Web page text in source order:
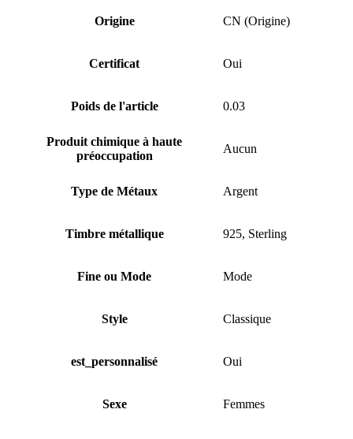
Origine CN (Origine)
Certificat Oui
Poids de l'article 0.03
Produit chimique à haute
préoccupation
Aucun
Type de Métaux Argent
Timbre métallique 925, Sterling
Fine ou Mode Mode
Style Classique
est_personnalisé Oui
Sexe Femmes